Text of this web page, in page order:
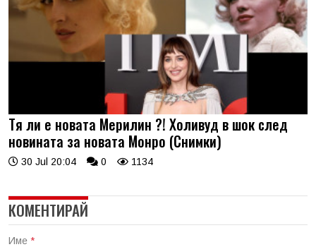
Тя ли е новата Мерилин ?! Холивуд в шок след
новината за новата Монро (Снимки)
30 Jul 20:04 0 1134
КОМЕНТИРАЙ
Име *